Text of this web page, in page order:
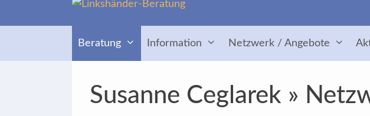
Beratung Information Netzwerk / Angebote
Susanne Ceglarek »